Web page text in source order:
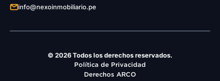
info@nexoinmobiliario.pe
© 2026 Todos los derechos reservados.
Política de Privacidad
Derechos ARCO